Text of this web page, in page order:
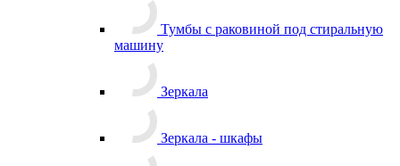
Тумбы с раковиной под стиральную
машину
Зеркала
Зеркала - шкафы